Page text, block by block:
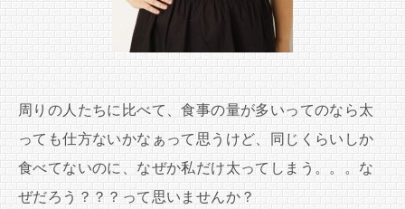
周りの人たちに比べて、食事の量が多いってのなら太
っても仕方ないかなぁって思うけど、同じくらいしか
食べてないのに、なぜか私だけ太ってしまう。。。な
ぜだろう？？？って思いませんか？